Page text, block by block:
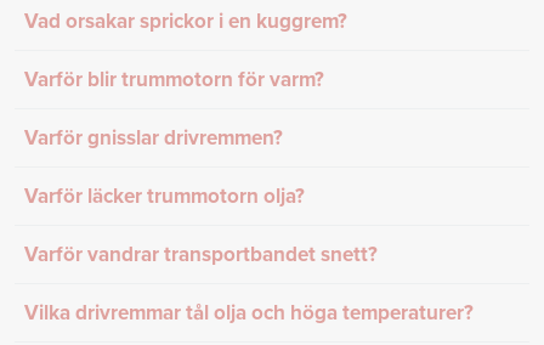
Vad orsakar sprickor i en kuggrem?
Varför blir trummotorn för varm?
Varför gnisslar drivremmen?
Varför läcker trummotorn olja?
Varför vandrar transportbandet snett?
Vilka drivremmar tål olja och höga temperaturer?